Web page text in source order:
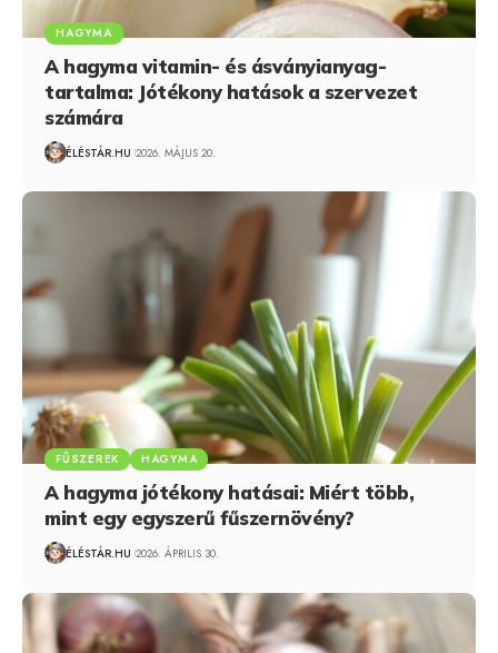
HAGYMA
A hagyma vitamin- és ásványianyag-
tartalma: Jótékony hatások a szervezet
számára
ÉLÉSTÁR.HU 2026. MÁJUS 20.
FŰSZEREK HAGYMA
A hagyma jótékony hatásai: Miért több,
mint egy egyszerű fűszernövény?
ÉLÉSTÁR.HU 2026. ÁPRILIS 30.